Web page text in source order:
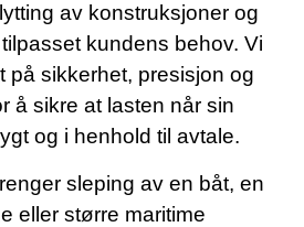
av konstruksjoner og
kundens behov. Vi
på sikkerhet, presisjon og
å sikre at lasten når sin
og i henhold til avtale.
sleping av en båt, en
eller større maritime